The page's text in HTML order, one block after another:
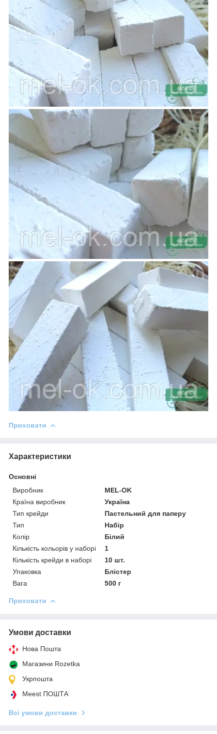
Приховати
Характеристики
Основні
Виробник
MEL-OK
Країна виробник
Україна
Тип крейди
Пастельний для паперу
Тип
Набір
Колір
Білий
Кількість кольорів у наборі
1
Кількість крейди в наборі
10 шт.
Упаковка
Блістер
Вага
500 г
Приховати
Умови доставки
Нова Пошта
Магазини Rozetka
Укрпошта
Meest ПОШТА
Всі умови доставки